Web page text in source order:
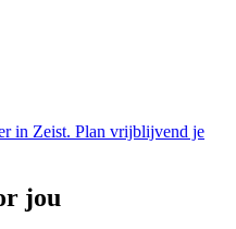
in Zeist. Plan vrijblijvend je
jou